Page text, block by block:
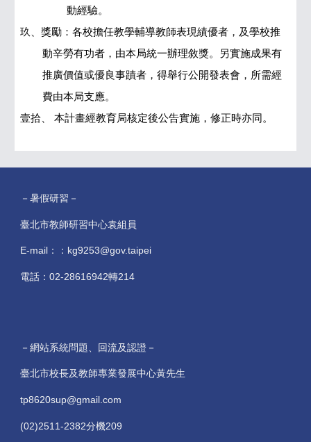
動經驗。
玖、獎勵：各校擔任教學輔導教師表現績優者，及學校推
動辛勞有功者，由本局統一辦理敘獎。另實施成果有
推廣價值或優良事蹟者，得舉行公開發表會，所需經
費由本局支應。
壹拾、
本計畫經教育局核定後公告實施，修正時亦同。
－暑假研習－
臺北市教師研習中心袁組員
E-mail：：kg9253@gov.taipei
電話：02-28616942轉214
－網站系統問題、回流及認證－
臺北市校長及教師專業發展中心黃先生
tp8620sup@gmail.com
(02)2511-2382分機209